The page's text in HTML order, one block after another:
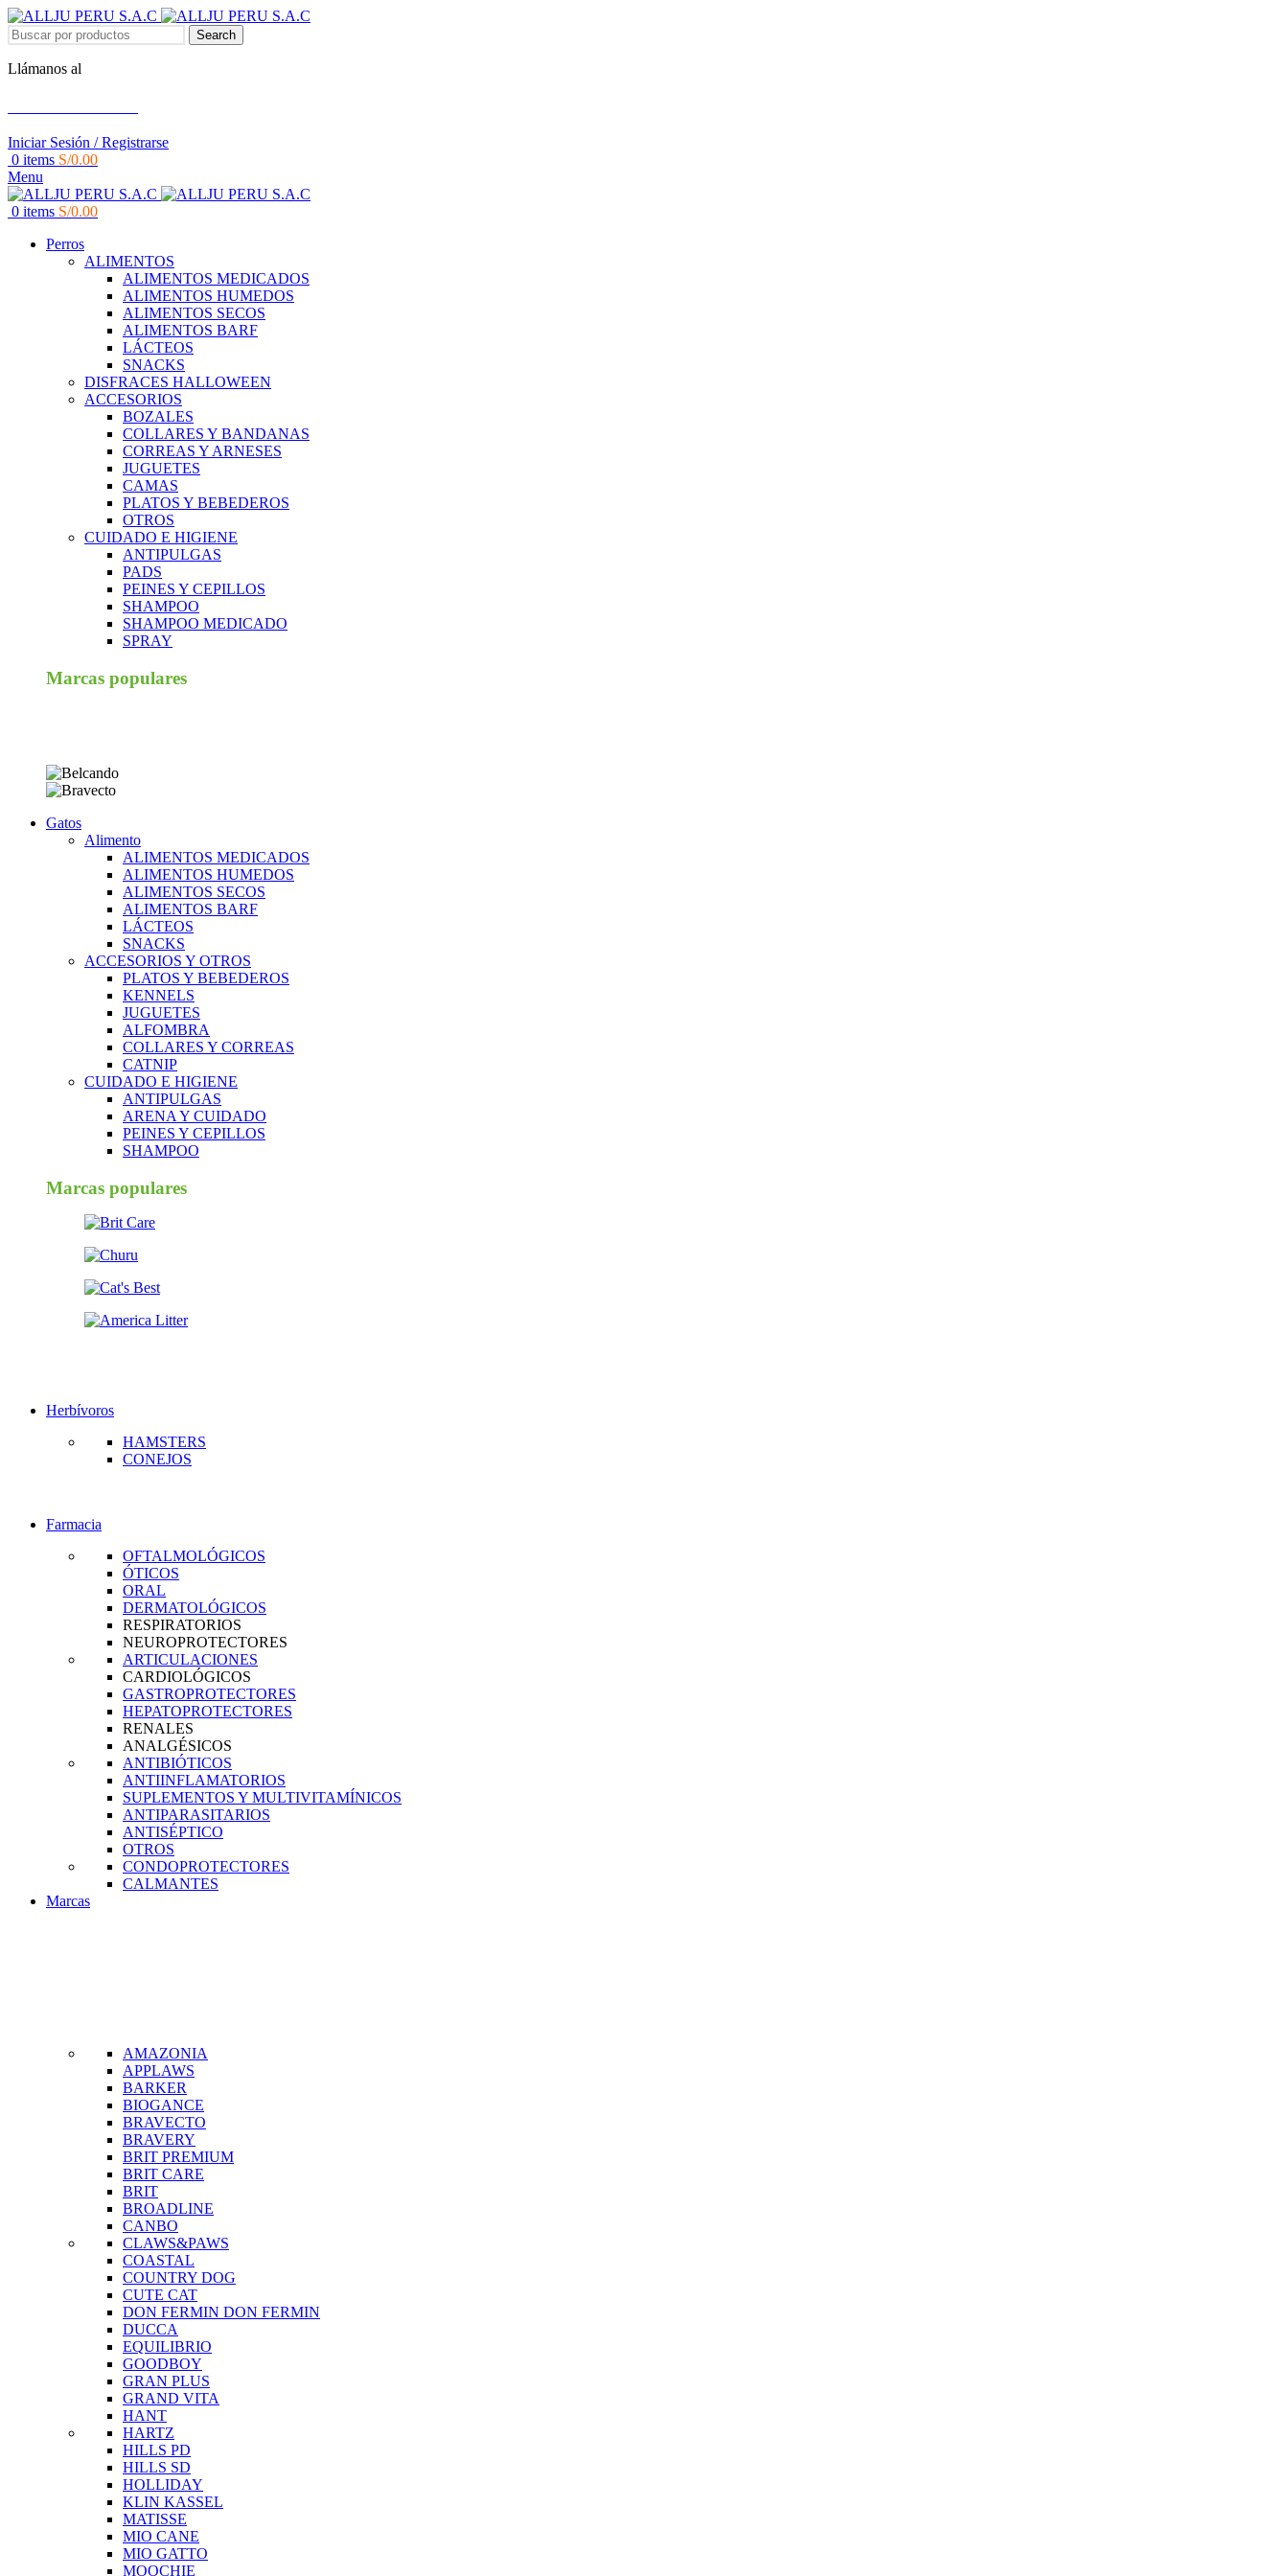
Search
Llámanos al
Iniciar Sesión / Registrarse
0 items S/0.00
Menu
0 items S/0.00
Perros
ALIMENTOS
ALIMENTOS MEDICADOS
ALIMENTOS HUMEDOS
ALIMENTOS SECOS
ALIMENTOS BARF
LÁCTEOS
SNACKS
DISFRACES HALLOWEEN
ACCESORIOS
BOZALES
COLLARES Y BANDANAS
CORREAS Y ARNESES
JUGUETES
CAMAS
PLATOS Y BEBEDEROS
OTROS
CUIDADO E HIGIENE
ANTIPULGAS
PADS
PEINES Y CEPILLOS
SHAMPOO
SHAMPOO MEDICADO
SPRAY
Marcas populares
Gatos
Alimento
ALIMENTOS MEDICADOS
ALIMENTOS HUMEDOS
ALIMENTOS SECOS
ALIMENTOS BARF
LÁCTEOS
SNACKS
ACCESORIOS Y OTROS
PLATOS Y BEBEDEROS
KENNELS
JUGUETES
ALFOMBRA
COLLARES Y CORREAS
CATNIP
CUIDADO E HIGIENE
ANTIPULGAS
ARENA Y CUIDADO
PEINES Y CEPILLOS
SHAMPOO
Marcas populares
Herbívoros
HAMSTERS
CONEJOS
Farmacia
OFTALMOLÓGICOS
ÓTICOS
ORAL
DERMATOLÓGICOS
RESPIRATORIOS
NEUROPROTECTORES
ARTICULACIONES
CARDIOLÓGICOS
GASTROPROTECTORES
HEPATOPROTECTORES
RENALES
ANALGÉSICOS
ANTIBIÓTICOS
ANTIINFLAMATORIOS
SUPLEMENTOS Y MULTIVITAMÍNICOS
ANTIPARASITARIOS
ANTISÉPTICO
OTROS
CONDOPROTECTORES
CALMANTES
Marcas
AMAZONIA
APPLAWS
BARKER
BIOGANCE
BRAVECTO
BRAVERY
BRIT PREMIUM
BRIT CARE
BRIT
BROADLINE
CANBO
CLAWS&PAWS
COASTAL
COUNTRY DOG
CUTE CAT
DON FERMIN DON FERMIN
DUCCA
EQUILIBRIO
GOODBOY
GRAN PLUS
GRAND VITA
HANT
HARTZ
HILLS PD
HILLS SD
HOLLIDAY
KLIN KASSEL
MATISSE
MIO CANE
MIO GATTO
MOOCHIE